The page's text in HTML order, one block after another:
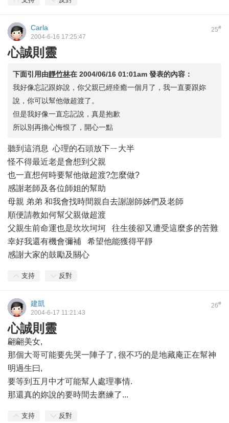
25#
Carla
2004-6-16 17:25:47
心誠則靈
下面引用由靜竹林在 2004/06/16 01:01am 發表的內容：
我好像忘記跟妳說，你父親已經痊癒一個月了，我一直要跟妳
說，你可以幫他做超渡了。
但是我好像一直忘記說，真是抱歉
所以別再擔心悔恨了，開心一點
聽到這消息 心理的石頭放下ㄧ大半
怪不得最近老是會想到父親
也一直想何時要幫他做超渡?怎麼做?
感謝老師及各位師姐的幫助
母親 弟弟 和我會找時間親自去謝謝師姊們及老師
順便請教如何幫父親做超渡
父親生前命運也是坎坎坷坷 往生後卻又遭受這麼多的苦難
幸好我還有機會彌補 希望他能獲得平靜
感謝大家的鼓勵及關心
支持 反對
26#
建凱
2004-6-17 11:21:43
心誠則靈
翩翩美女,
那個大哥可能要先哭一陣子了, 很不巧的是地藏庵正在幫神
明過生曰,
要等到五月中才可能幫人處理事情.
那還真的妳說的要時間去磨練了...
支持 反對